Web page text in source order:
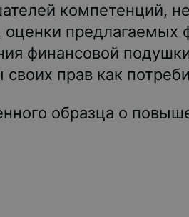
компетенций,
предлагаемых
финансовой
прав как
образца о